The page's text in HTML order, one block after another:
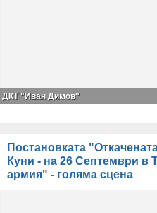
ДКТ "Иван Димов"
Постановката
Куни - на 26 Септември в
армия" - голяма сцена